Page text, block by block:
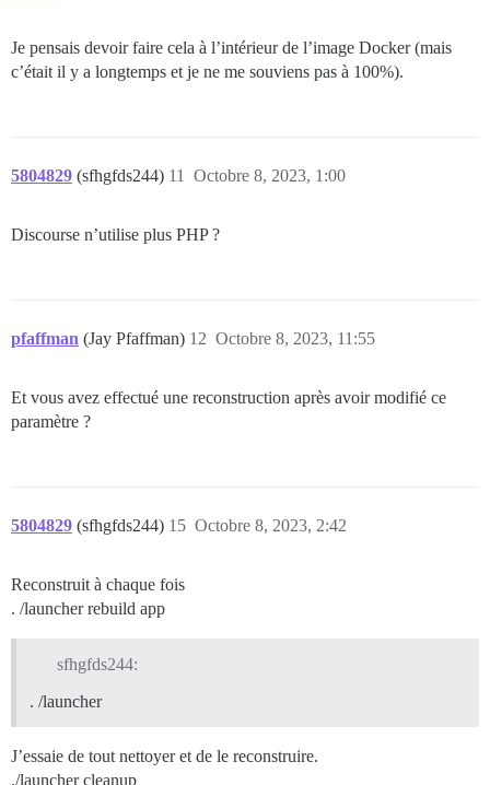
Je pensais devoir faire cela à l’intérieur de l’image Docker (mais
c’était il y a longtemps et je ne me souviens pas à 100%).
5804829 (sfhgfds244) Octobre 8, 2023, 1:00
11
Discourse n’utilise plus PHP ?
pfaffman (Jay Pfaffman) Octobre 8, 2023, 11:55
12
Et vous avez effectué une reconstruction après avoir modifié ce
paramètre ?
5804829 (sfhgfds244) Octobre 8, 2023, 2:42
15
Reconstruit à chaque fois
. /launcher rebuild app
sfhgfds244:
. /launcher
J’essaie de tout nettoyer et de le reconstruire.
./launcher cleanup